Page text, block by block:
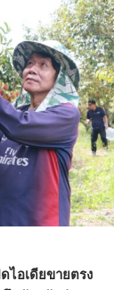
ไอเดียขายตรง